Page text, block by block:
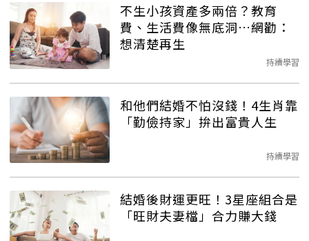
不生小孩資產多兩倍？教育
費、生活費像無底洞…網勸：
想清楚再生
持續學習
和他們結婚不怕沒錢！4生肖靠
「勤儉持家」拚出富貴人生
持續學習
結婚後財運更旺！3星座組合是
「旺財夫妻檔」合力賺大錢